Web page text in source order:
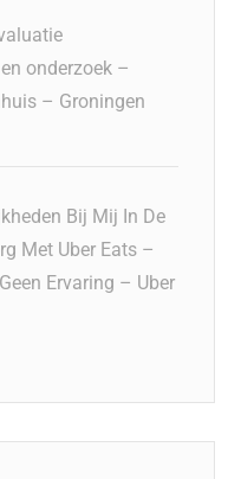
onderzoek –
– Groningen
Bij Mij In De
Met Uber Eats –
Ervaring – Uber